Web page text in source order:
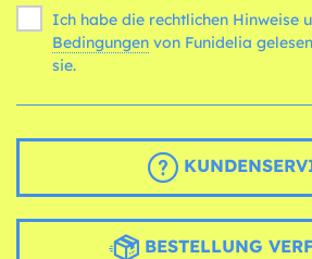
Ich habe die rechtlichen Hinweise
Bedingungen
sie.
BESTELLUNG